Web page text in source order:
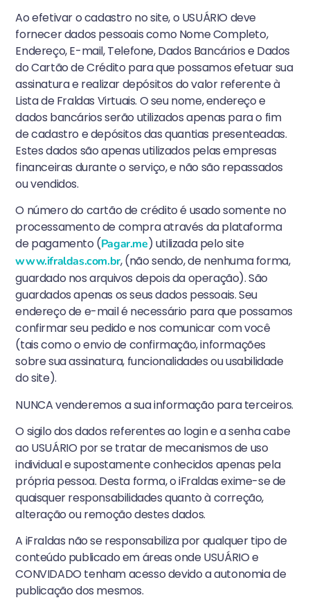
Ao efetivar o cadastro no site, o USUÁRIO deve
fornecer dados pessoais como Nome Completo,
Endereço, E-mail, Telefone, Dados Bancários e Dados
do Cartão de Crédito para que possamos efetuar sua
assinatura e realizar depósitos do valor referente à
Lista de Fraldas Virtuais. O seu nome, endereço e
dados bancários serão utilizados apenas para o fim
de cadastro e depósitos das quantias presenteadas.
Estes dados são apenas utilizados pelas empresas
financeiras durante o serviço, e não são repassados
ou vendidos.
O número do cartão de crédito é usado somente no
processamento de compra através da plataforma
de pagamento (Pagar.me) utilizada pelo site
www.ifraldas.com.br, (não sendo, de nenhuma forma,
guardado nos arquivos depois da operação). São
guardados apenas os seus dados pessoais. Seu
endereço de e-mail é necessário para que possamos
confirmar seu pedido e nos comunicar com você
(tais como o envio de confirmação, informações
sobre sua assinatura, funcionalidades ou usabilidade
do site).
NUNCA venderemos a sua informação para terceiros.
O sigilo dos dados referentes ao login e a senha cabe
ao USUÁRIO por se tratar de mecanismos de uso
individual e supostamente conhecidos apenas pela
própria pessoa. Desta forma, o iFraldas exime-se de
quaisquer responsabilidades quanto à correção,
alteração ou remoção destes dados.
A iFraldas não se responsabiliza por qualquer tipo de
conteúdo publicado em áreas onde USUÁRIO e
CONVIDADO tenham acesso devido a autonomia de
publicação dos mesmos.